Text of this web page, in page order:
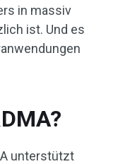
in massiv
ist. Und es
unterstützt